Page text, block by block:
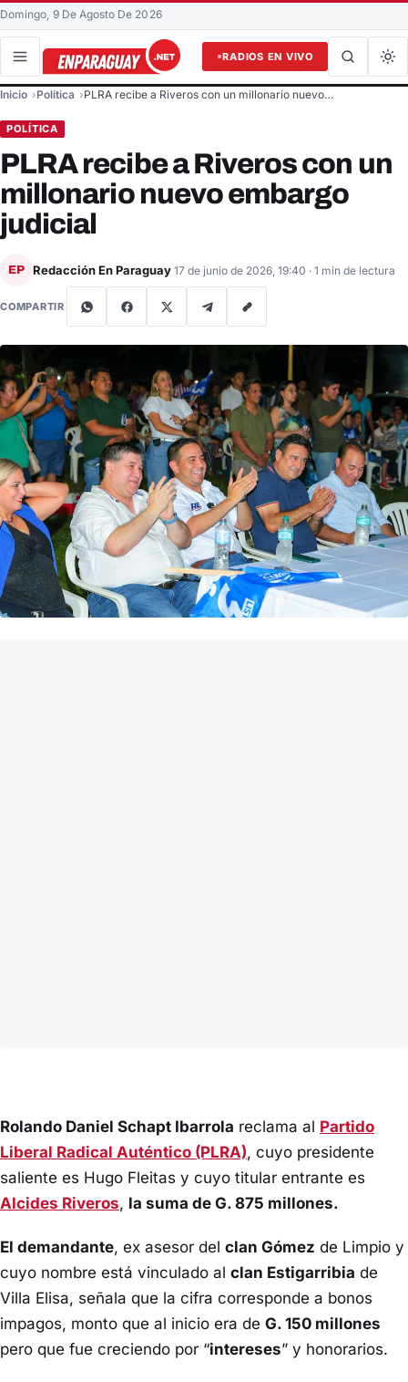
Domingo, 9 De Agosto De 2026
RADIOS EN VIVO
Buscar en el sitio
Inicio Política PLRA recibe a Riveros con un millonario nuevo…
POLÍTICA
PLRA recibe a Riveros con un
millonario nuevo embargo
judicial
EP Redacción En Paraguay 17 de junio de 2026, 19:40 · 1 min de lectura
COMPARTIR
Rolando Daniel Schapt Ibarrola reclama al Partido
Liberal Radical Auténtico (PLRA), cuyo presidente
saliente es Hugo Fleitas y cuyo titular entrante es
Alcides Riveros, la suma de G. 875 millones.
El demandante, ex asesor del clan Gómez de Limpio y
cuyo nombre está vinculado al clan Estigarribia de
Villa Elisa, señala que la cifra corresponde a bonos
impagos, monto que al inicio era de G. 150 millones
pero que fue creciendo por “intereses” y honorarios.